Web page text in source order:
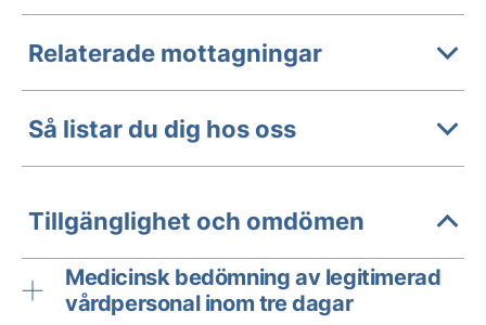
Relaterade mottagningar
Så listar du dig hos oss
Tillgänglighet och omdömen
Medicinsk bedömning av legitimerad
vårdpersonal inom tre dagar